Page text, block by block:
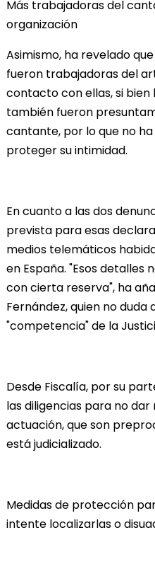
Más trabajadoras del
organización
Asimismo, ha revelado
fueron trabajadoras del
contacto con ellas, si
también fueron
cantante, por lo que no
proteger su intimidad.
En cuanto a las dos
prevista para esas
medios telemáticos
en España. "Esos detalles
con cierta reserva", ha
Fernández, quien no duda
"competencia" de la
Desde Fiscalía, por su
las diligencias para no
actuación, que son
está judicializado.
Medidas de protección
intente localizarlas o